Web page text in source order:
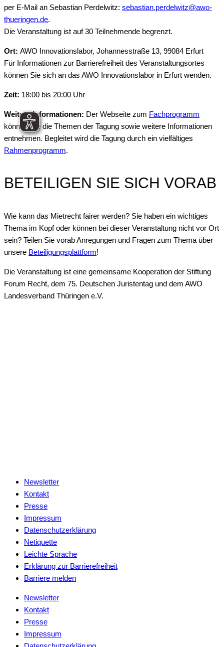
per E-Mail an Sebastian Perdelwitz: sebastian.perdelwitz@awo-
thueringen.de.
Die Veranstaltung ist auf 30 Teilnehmende begrenzt.
Ort: AWO Innovationslabor, Johannesstraße 13, 99084 Erfurt
Für Informationen zur Barrierefreiheit des Veranstaltungsortes
können Sie sich an das AWO Innovationslabor in Erfurt wenden.
Zeit: 18:00 bis 20:00 Uhr
Weitere Informationen: Der Webseite zum Fachprogramm
können Sie die Themen der Tagung sowie weitere Informationen
entnehmen. Begleitet wird die Tagung durch ein vielfältiges
Rahmenprogramm.
BETEILIGEN SIE SICH VORAB
Wie kann das Mietrecht fairer werden? Sie haben ein wichtiges
Thema im Kopf oder können bei dieser Veranstaltung nicht vor Ort
sein? Teilen Sie vorab Anregungen und Fragen zum Thema über
unsere Beteiligungsplattform!
Die Veranstaltung ist eine gemeinsame Kooperation der Stiftung
Forum Recht, dem 75. Deutschen Juristentag und dem AWO
Landesverband Thüringen e.V.
Newsletter
Kontakt
Presse
Impressum
Datenschutzerklärung
Netiquette
Leichte Sprache
Erklärung zur Barrierefreiheit
Barriere melden
Newsletter
Kontakt
Presse
Impressum